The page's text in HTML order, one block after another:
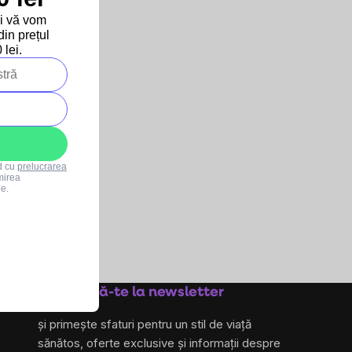
Blend BIO -
- 750g
Abonează-te la newsletter
și primește sfaturi pentru un stil de viață
sănătos, oferte exclusive și informații despre
vă vom
prețul
lei.
cu prelucrarea